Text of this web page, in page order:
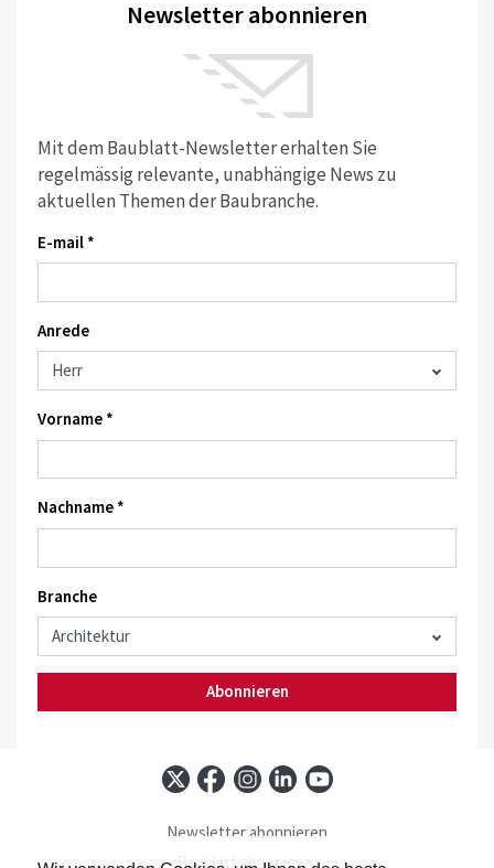
Newsletter abonnieren
Mit dem Baublatt-Newsletter erhalten Sie
regelmässig relevante, unabhängige News zu
aktuellen Themen der Baubranche.
E-mail *
Anrede
Vorname *
Nachname *
Branche
Abonnieren
Newsletter abonnieren
Baublatt abonnieren